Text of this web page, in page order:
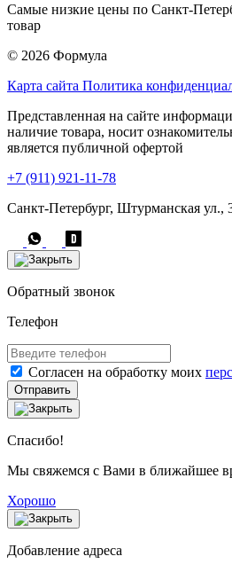
Самые низкие цены по Санкт-
товар
© 2026 Формула
Карта сайта Политика
Представленная на сайте
наличие товара, носит
является публичной офертой
+7 (911) 921-11-78
Санкт-Петербург, Штурманская ул.,
Обратный звонок
Телефон
Согласен на обработку моих
Отправить
Спасибо!
Мы свяжемся с Вами в ближайшее
Хорошо
Добавление адреса